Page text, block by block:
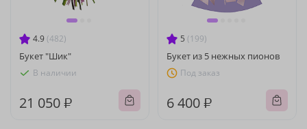
4.9 (482)
Букет "Шик"
В наличии
21 050 ₽
5 (199)
Букет из 5 нежных пионов
Под заказ
6 400 ₽